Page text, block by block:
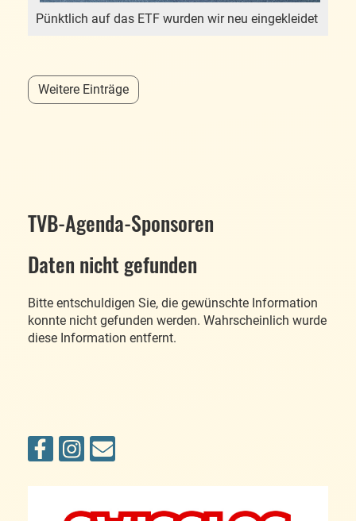
Pünktlich auf das ETF wurden wir neu eingekleidet
Weitere Einträge
TVB-Agenda-Sponsoren
Daten nicht gefunden
Bitte entschuldigen Sie, die gewünschte Information
konnte nicht gefunden werden. Wahrscheinlich wurde
diese Information entfernt.